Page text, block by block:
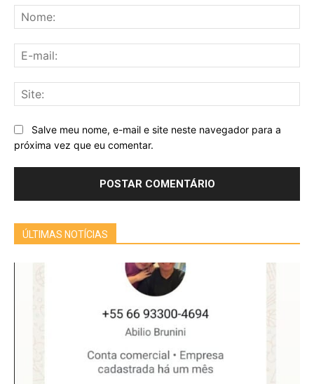
Salve meu nome, e-mail e site neste navegador para a
próxima vez que eu comentar.
ÚLTIMAS NOTÍCIAS